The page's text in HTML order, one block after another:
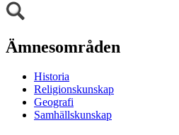
Ämnesområden
Historia
Religionskunskap
Geografi
Samhällskunskap